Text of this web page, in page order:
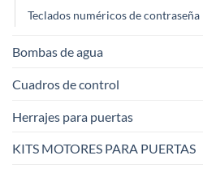
Teclados numéricos de contraseña
Bombas de agua
Cuadros de control
Herrajes para puertas
KITS MOTORES PARA PUERTAS